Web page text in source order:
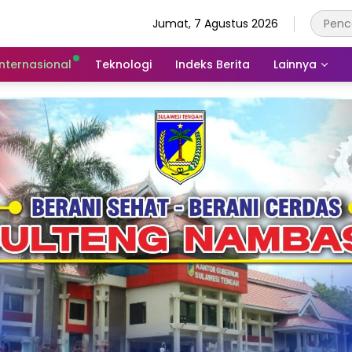
Jumat, 7 Agustus 2026
Teknologi Indeks Berita Lainnya